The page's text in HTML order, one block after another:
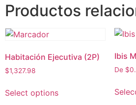
Productos
Habitación Ejecutiva (2P)
$1,327.98
Select options
Ibis
De $